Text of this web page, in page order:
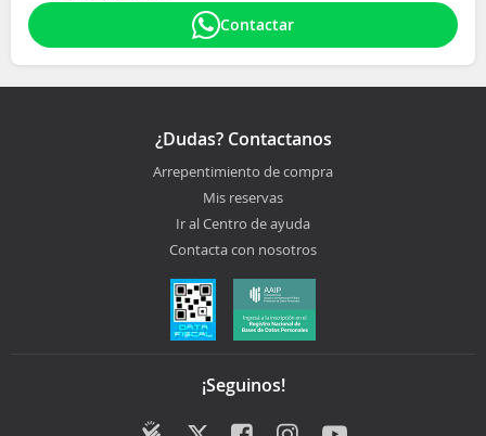
Contactar
¿Dudas? Contactanos
Arrepentimiento de compra
Mis reservas
Ir al Centro de ayuda
Contacta con nosotros
¡Seguinos!